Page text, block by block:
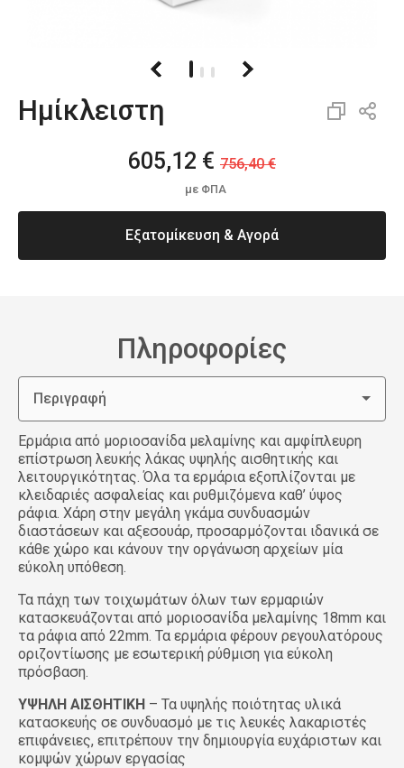
Ημίκλειστη
Εξατομίκευση & Αγορά
με ΦΠΑ
605,12 € 756,40 €
Πληροφορίες
Περιγραφή
Ερμάρια από μοριοσανίδα μελαμίνης και αμφίπλευρη
επίστρωση λευκής λάκας υψηλής αισθητικής και
λειτουργικότητας. Όλα τα ερμάρια εξοπλίζονται με
κλειδαριές ασφαλείας και ρυθμιζόμενα καθ’ ύψος
ράφια. Χάρη στην μεγάλη γκάμα συνδυασμών
διαστάσεων και αξεσουάρ, προσαρμόζονται ιδανικά σε
κάθε χώρο και κάνουν την οργάνωση αρχείων μία
εύκολη υπόθεση.
Τα πάχη των τοιχωμάτων όλων των ερμαριών
κατασκευάζονται από μοριοσανίδα μελαμίνης 18mm και
τα ράφια από 22mm. Τα ερμάρια φέρουν ρεγουλατόρους
οριζοντίωσης με εσωτερική ρύθμιση για εύκολη
πρόσβαση.
ΥΨΗΛΗ ΑΙΣΘΗΤΙΚΗ – Τα υψηλής ποιότητας υλικά
κατασκευής σε συνδυασμό με τις λευκές λακαριστές
επιφάνειες, επιτρέπουν την δημιουργία ευχάριστων και
κομψών χώρων εργασίας